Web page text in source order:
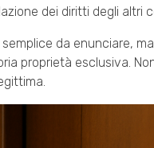
dei diritti degli altri
semplice da enunciare,
proprietà esclusiva.